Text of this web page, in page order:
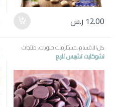
12.00 ر.س
كل الاقسام,مستلزمات حلويات,منتجات
مصرية
تشوكليت تشيبس للربع